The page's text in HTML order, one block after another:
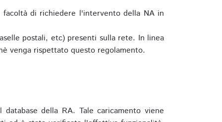
di richiedere l'intervento della NA in
postali, etc) presenti sulla rete. In linea
venga rispettato questo regolamento.
della RA. Tale caricamento viene